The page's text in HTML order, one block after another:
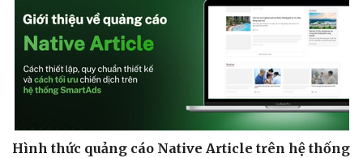
Du lịch
Tư vấn
Podcast
Câu chuyện thời sự
Hình thức quảng cáo Native Article trên hệ thống